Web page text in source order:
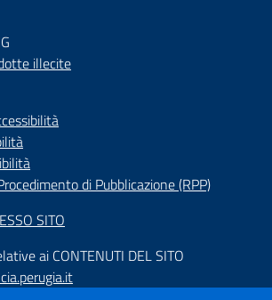
illecite
di Pubblicazione (RPP)
SITO
ai CONTENUTI DEL SITO